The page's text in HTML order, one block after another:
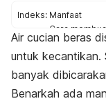
Indeks: Manfaat
Cara
Cara pakai
Air cucian beras
untuk kecantikan.
banyak
Benarkah ada